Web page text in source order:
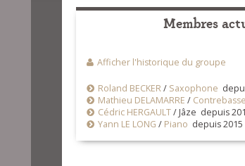
Membres
Afficher l'historique du groupe
Roland BECKER/ Saxophone
Mathieu DELAMARRE / Contrebasse
Cédric HERGAULT/ Jâze depuis
Yann LE LONG / Piano depuis 2015